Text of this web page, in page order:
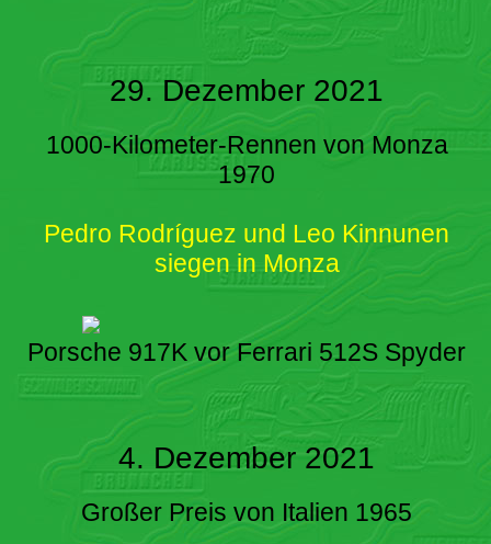
29. Dezember 2021
1000-Kilometer-Rennen von Monza
1970
Pedro Rodríguez und Leo Kinnunen
siegen in Monza
Porsche 917K vor Ferrari 512S Spyder
4. Dezember 2021
Großer Preis von Italien 1965